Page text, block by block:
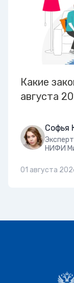
Какие
августа
Софья
НИФИ
01 августа